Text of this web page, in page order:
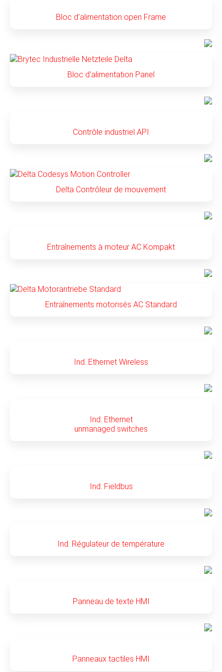
Bloc d’alimentation open Frame
Bloc d’alimentation Panel
Contrôle industriel API
Delta Contrôleur de mouvement
Entraînements à moteur AC Kompakt
Entraînements motorisés AC Standard
Ind. Ethernet Wireless
Ind. Ethernet
unmanaged switches
Ind. Fieldbus
Ind. Régulateur de température
Panneau de texte HMI
Panneaux tactiles HMI